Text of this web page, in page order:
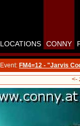
LOCATIONS CONNY
Event: FM4=12 - "Jarvis
<-